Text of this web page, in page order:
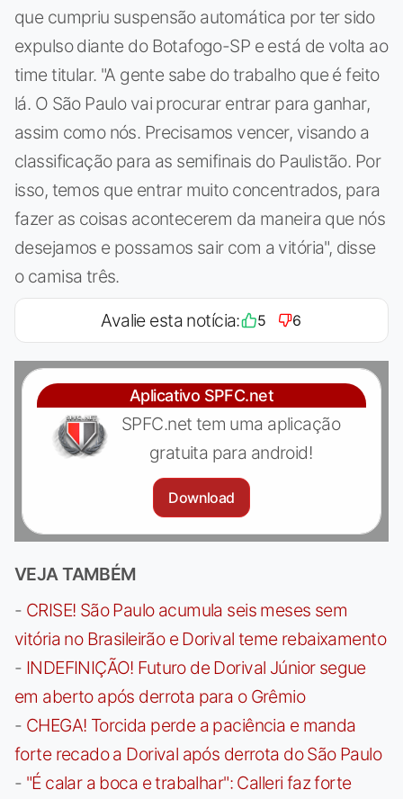
que cumpriu suspensão automática por ter sido
expulso diante do Botafogo-SP e está de volta ao
time titular. "A gente sabe do trabalho que é feito
lá. O São Paulo vai procurar entrar para ganhar,
assim como nós. Precisamos vencer, visando a
classificação para as semifinais do Paulistão. Por
isso, temos que entrar muito concentrados, para
fazer as coisas acontecerem da maneira que nós
desejamos e possamos sair com a vitória", disse
o camisa três.
Avalie esta notícia: 5 6
Aplicativo SPFC.net
SPFC.net tem uma aplicação
gratuita para android!
Download
VEJA TAMBÉM
- CRISE! São Paulo acumula seis meses sem
vitória no Brasileirão e Dorival teme rebaixamento
- INDEFINIÇÃO! Futuro de Dorival Júnior segue
em aberto após derrota para o Grêmio
- CHEGA! Torcida perde a paciência e manda
forte recado a Dorival após derrota do São Paulo
- "É calar a boca e trabalhar": Calleri faz forte